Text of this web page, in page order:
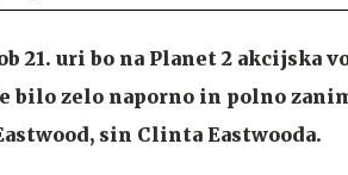
21. uri bo na Planet 2 akcijska
bilo zelo naporno in polno
sin Clinta Eastwooda.